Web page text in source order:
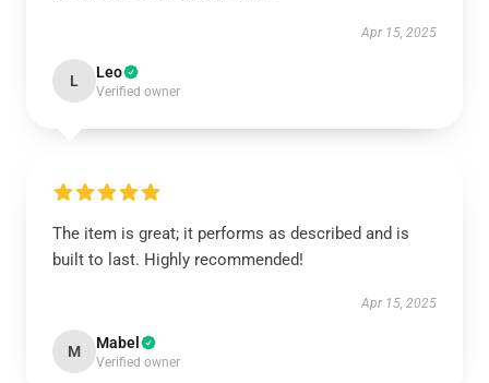
Apr 15, 2025
L Leo
Verified owner
The item is great; it performs as described and is
built to last. Highly recommended!
Apr 15, 2025
M Mabel
Verified owner